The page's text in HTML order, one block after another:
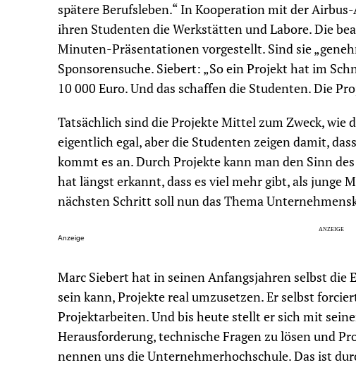
spätere Berufsleben.“ In Kooperation mit der
ihren Studenten die Werkstätten und Labore. Die
Minuten-Präsentationen vorgestellt. Sind sie
Sponsorensuche. Siebert: „So ein Projekt hat im
10 000 Euro. Und das schaffen die Studenten. Die
Tatsächlich sind die Projekte Mittel zum Zweck, wie
eigentlich egal, aber die Studenten zeigen damit,
kommt es an. Durch Projekte kann man den Sinn
hat längst erkannt, dass es viel mehr gibt, als junge
nächsten Schritt soll nun das Thema
Anzeige
Marc Siebert hat in seinen Anfangsjahren selbst die
sein kann, Projekte real umzusetzen. Er selbst
Projektarbeiten. Und bis heute stellt er sich mit
Herausforderung, technische Fragen zu lösen und
nennen uns die Unternehmerhochschule. Das ist